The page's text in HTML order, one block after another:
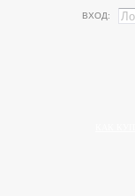
ВХОД: